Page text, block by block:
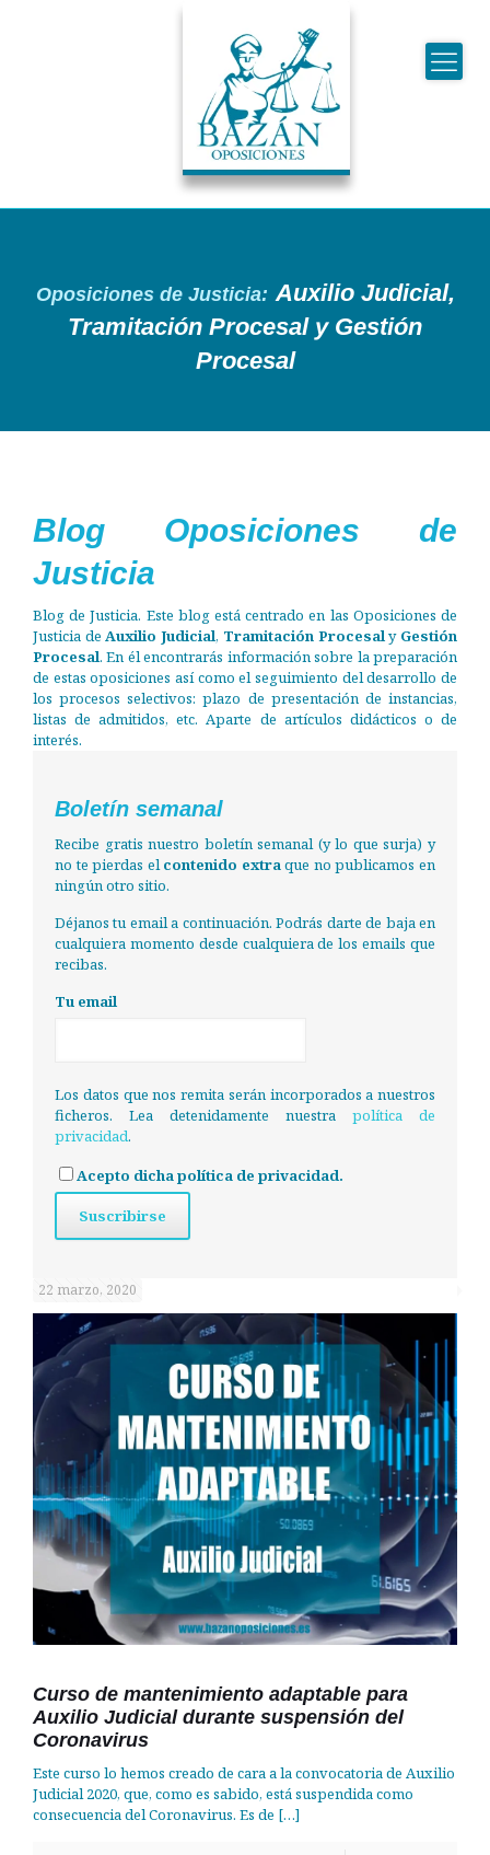
Oposiciones de Justicia: Auxilio Judicial,
Tramitación Procesal y Gestión
Procesal
Blog Oposiciones de
Justicia
Blog de Justicia. Este blog está centrado en las Oposiciones de
Justicia deAuxilio Judicial, Tramitación Procesaly Gestión
Procesal. En él encontrarás información sobre la preparación
de estas oposiciones así como el seguimiento del desarrollo de
los procesos selectivos: plazo de presentación de instancias,
listas de admitidos, etc. Aparte de artículos didácticos o de
interés.
Boletín semanal
Recibe gratis nuestro boletín semanal (y lo que surja) y
no te pierdas elcontenido extraque no publicamos en
ningún otro sitio.
Déjanos tu email a continuación. Podrás darte de baja en
cualquiera momento desde cualquiera de los emails que
recibas.
Tu email
Los datos que nos remita serán incorporados a nuestros
ficheros. Lea detenidamente nuestra política de
privacidad.
Acepto dicha política de privacidad.
22 marzo, 2020
Curso de mantenimiento adaptable para
Auxilio Judicial durante suspensión del
Coronavirus
Este curso lo hemos creado de cara a la convocatoria de Auxilio
Judicial 2020, que, como es sabido, está suspendida como
consecuencia del Coronavirus. Es de […]